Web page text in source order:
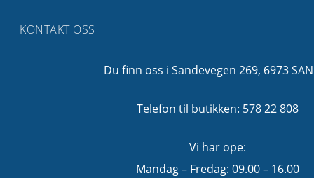
KONTAKT OSS
Du finn oss i Sandevegen 269, 6973
Telefon til butikken: 578 22 808
Vi har ope:
Mandag – Fredag: 09.00 – 16.00